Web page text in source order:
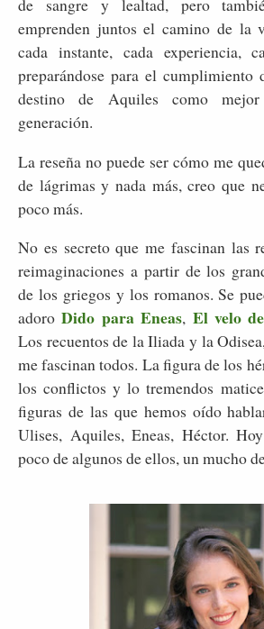
de sangre y lealtad, pero
emprenden juntos el camino de la
cada instante, cada experiencia,
preparándose para el cumplimiento
destino de Aquiles como
generación.
La reseña no puede ser cómo me
de lágrimas y nada más, creo que
poco más.
No es secreto que me fascinan las
reimaginaciones a partir de los
de los griegos y los romanos. Se
adoroDido para Eneas, El velo
Los recuentos de la Iliada y la
me fascinan todos. La figura de los
los conflictos y lo tremendos
figuras de las que hemos oído
Ulises, Aquiles, Eneas, Héctor.
poco de algunos de ellos, un mucho